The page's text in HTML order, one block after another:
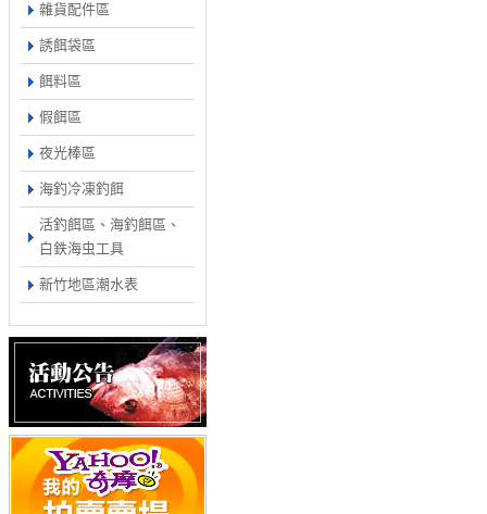
雜貨配件區
誘餌袋區
餌料區
假餌區
夜光棒區
海釣冷凍釣餌
活釣餌區、海釣餌區、
白鉄海虫工具
新竹地區潮水表